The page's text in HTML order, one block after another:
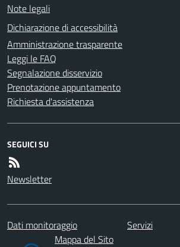
Note legali
Dichiarazione di accessibilità
Amministrazione trasparente
Leggi le FAQ
Segnalazione disservizio
Prenotazione appuntamento
Richiesta d'assistenza
SEGUICI SU
Newsletter
Dati monitoraggio Servizi
Mappa del Sito